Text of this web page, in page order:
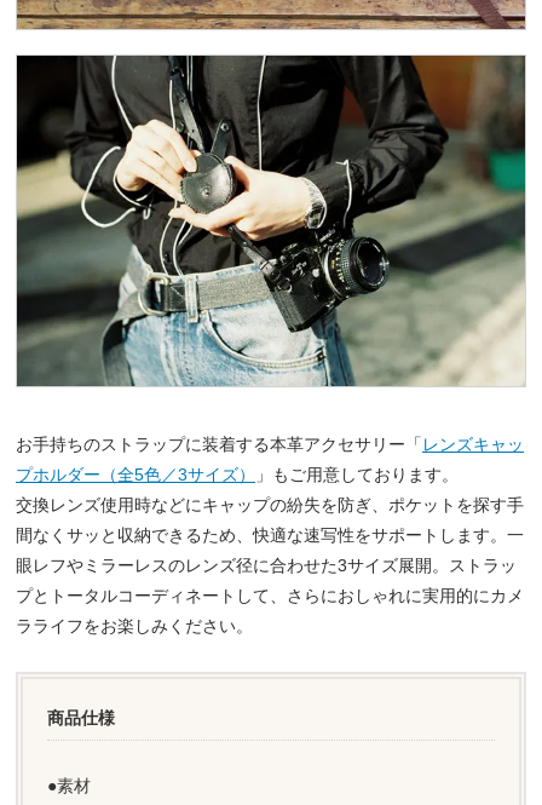
お手持ちのストラップに装着する本革アクセサリー「 レンズキャッ
プホルダー（全5色／3サイズ）
」もご用意しております。
交換レンズ使用時などにキャップの紛失を防ぎ、ポケットを探す手
間なくサッと収納できるため、快適な速写性をサポートします。一
眼レフやミラーレスのレンズ径に合わせた3サイズ展開。ストラッ
プとトータルコーディネートして、さらにおしゃれに実用的にカメ
ラライフをお楽しみください。
商品仕様
●素材